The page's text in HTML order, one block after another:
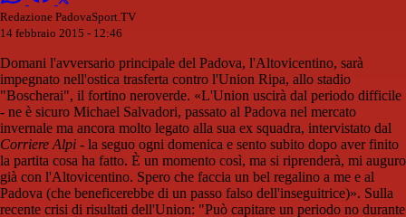
Redazione PadovaSport.TV
14 febbraio 2015 - 12:46
Domani l'avversario principale del Padova, l'Altovicentino, sarà
impegnato nell'ostica trasferta contro l'Union Ripa, allo stadio
"Boscherai", il fortino neroverde. «L'Union uscirà dal periodo difficile
- ne è sicuro Michael Salvadori, passato al Padova nel mercato
invernale ma ancora molto legato alla sua ex squadra, intervistato dal
Corriere Alpi - la seguo ogni domenica e sento subito dopo aver finito
la partita cosa ha fatto. È un momento così, ma si riprenderà, mi auguro
già con l'Altovicentino. Spero che faccia un bel regalino a me e al
Padova (che beneficerebbe di un passo falso dell'inseguitrice)». Sulla
recente crisi di risultati dell'Union: "Può capitare un periodo no durante